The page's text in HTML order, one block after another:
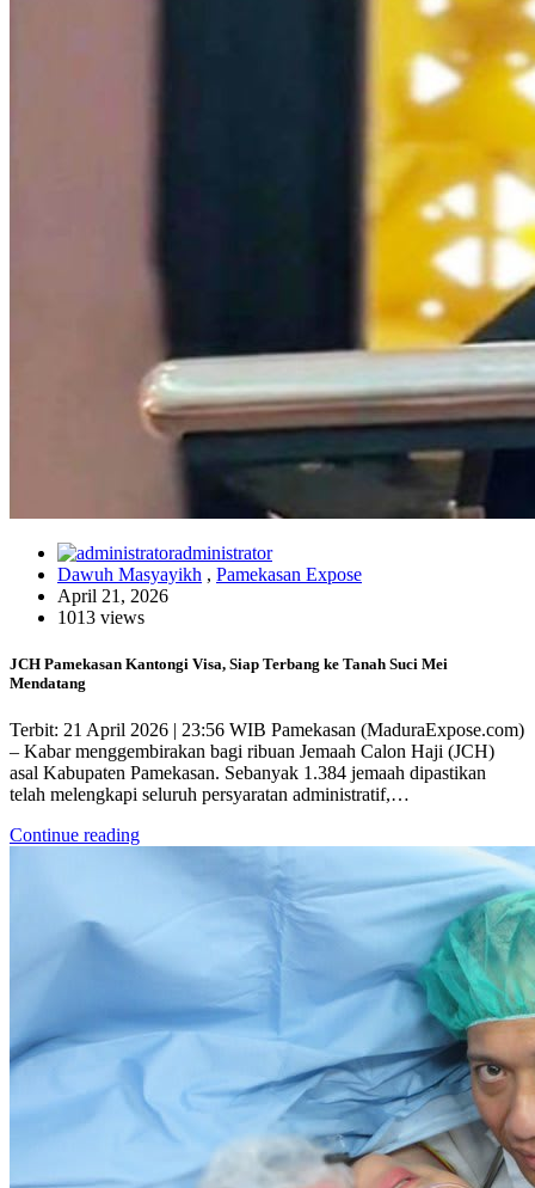
administrator
Dawuh Masyayikh , Pamekasan Expose
April 21, 2026
1013 views
JCH Pamekasan Kantongi Visa, Siap Terbang ke Tanah Suci Mei
Mendatang
Terbit: 21 April 2026 | 23:56 WIB Pamekasan (MaduraExpose.com)
– Kabar menggembirakan bagi ribuan Jemaah Calon Haji (JCH)
asal Kabupaten Pamekasan. Sebanyak 1.384 jemaah dipastikan
telah melengkapi seluruh persyaratan administratif,…
Continue reading